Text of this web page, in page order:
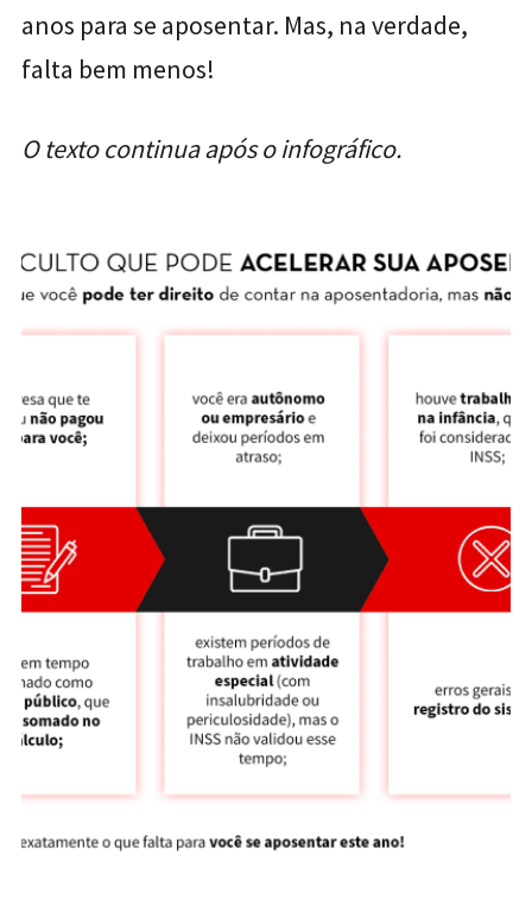
anos para se aposentar. Mas, na verdade,
falta bem menos!
O texto continua após o infográfico.